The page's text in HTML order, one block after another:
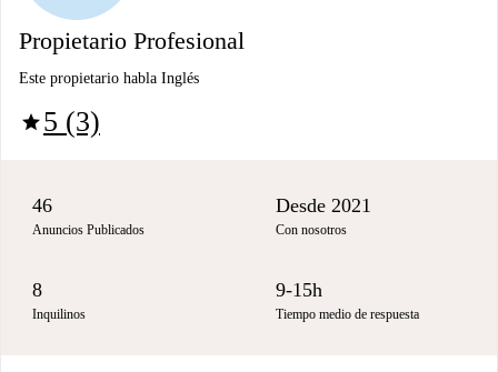
Propietario Profesional
Este propietario habla Inglés
star5 (3)
46
Anuncios Publicados
Desde 2021
Con nosotros
8
Inquilinos
9-15h
Tiempo medio de respuesta